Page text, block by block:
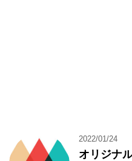
2022/01/24
オリジナ